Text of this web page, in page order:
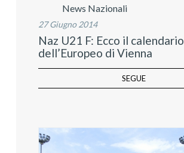
News Nazionali
27 Giugno 2014
Naz U21 F: Ecco il calendario
dell’Europeo di Vienna
SEGUE